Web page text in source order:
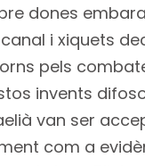
dones
i xiquets
pels
invents
van ser
com a